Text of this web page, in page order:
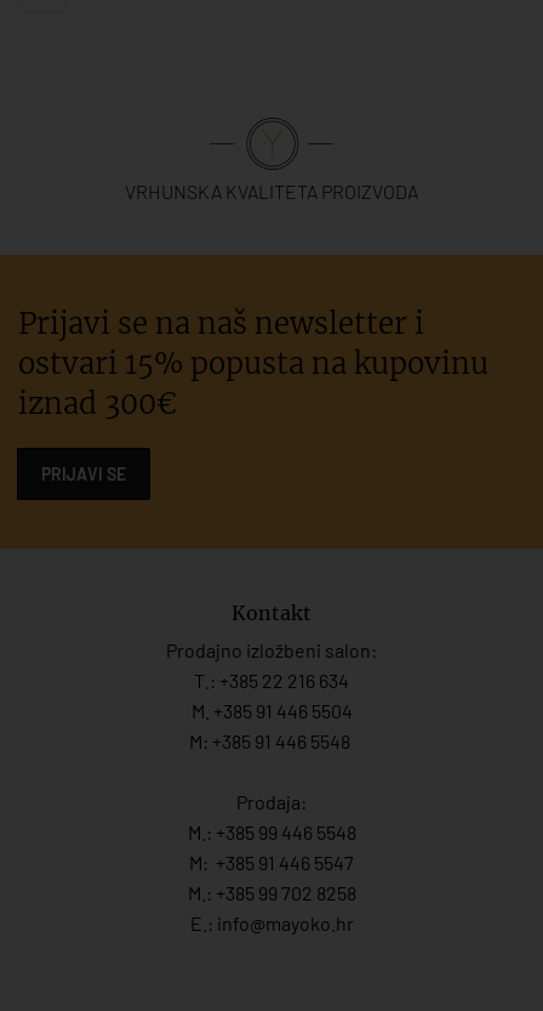
VRHUNSKA KVALITETA PROIZVODA
Prijavi se na naš newsletter i
ostvari 15% popusta na kupovinu
iznad 300€
PRIJAVI SE
Kontakt
Prodajno izložbeni salon:
T.: +385 22 216 634
M. +385 91 446 5504
M: +385 91 446 5548
Prodaja:
M.: +385 99 446 5548
M: +385 91 446 5547
M.: +385 99 702 8258
E.: info@mayoko. hr